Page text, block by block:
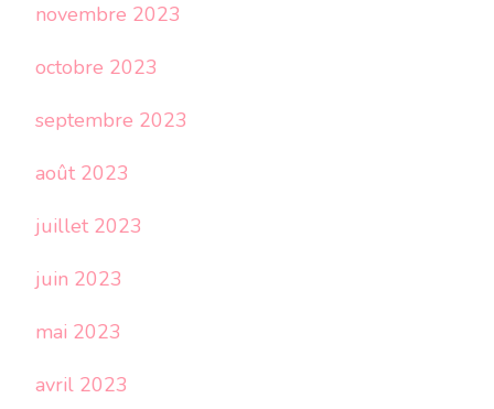
novembre 2023
octobre 2023
septembre 2023
août 2023
juillet 2023
juin 2023
mai 2023
avril 2023